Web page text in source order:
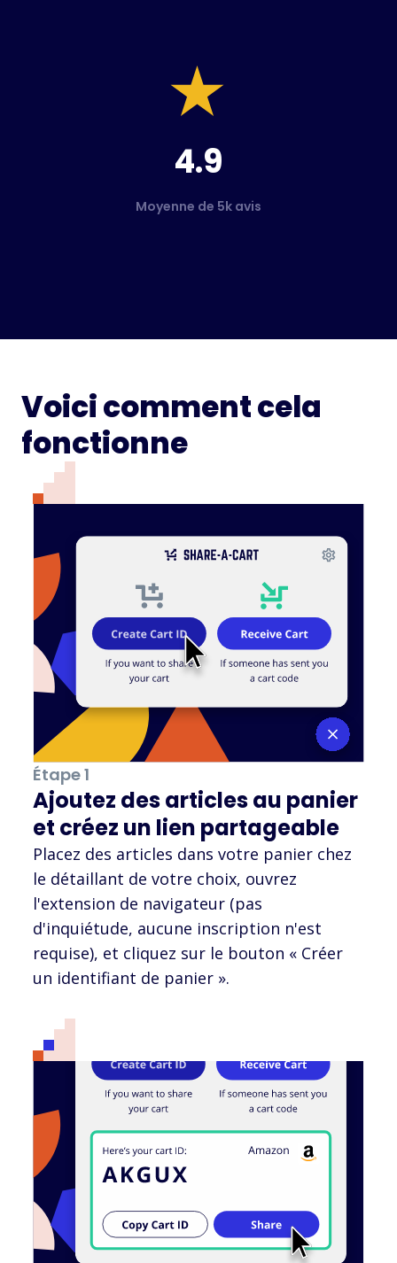
4.9
Moyenne de 5k avis
Voici comment cela
fonctionne
Étape 1
Ajoutez des articles au panier
et créez un lien partageable
Placez des articles dans votre panier chez
le détaillant de votre choix, ouvrez
l'extension de navigateur (pas
d'inquiétude, aucune inscription n'est
requise), et cliquez sur le bouton « Créer
un identifiant de panier ».